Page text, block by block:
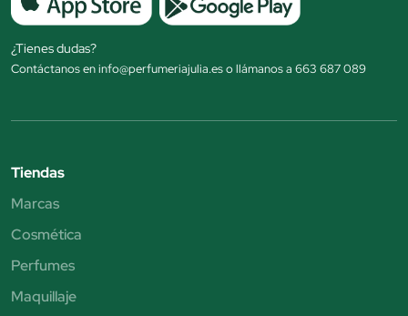
¿Tienes dudas?
Contáctanos en info@perfumeriajulia.es o llámanos a 663 687 089
Tiendas
Marcas
Cosmética
Perfumes
Maquillaje